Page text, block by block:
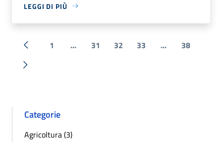
LEGGI DI PIÙ
« Precedente
1 ... 31 32 33 ... 38
Successiva »
Categorie
Agricoltura (3)